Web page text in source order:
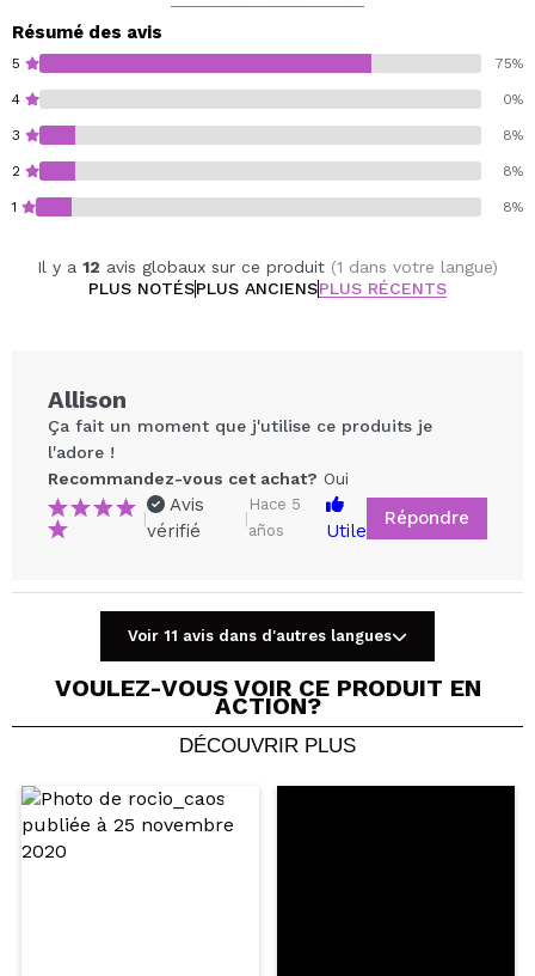
Résumé des avis
5 75%
4 0%
3 8%
2 8%
1 8%
Il y a 12 avis globaux sur ce produit (1 dans votre langue)
PLUS NOTÉSPLUS ANCIENSPLUS RÉCENTS
Recommandez-vous cet achat? Oui Non
5/5
ENVOYER
Allison
Ça fait un moment que j'utilise ce produits je
l'adore !
Recommandez-vous cet achat? Oui
|
Avis
vérifié
|
Hace 5
años
Utile
Répondre
Voir 11 avis dans d'autres langues
VOULEZ-VOUS VOIR CE PRODUIT EN
ACTION?
DÉCOUVRIR PLUS